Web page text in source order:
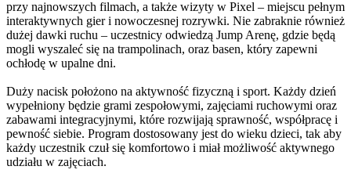
przy najnowszych filmach, a także wizyty w Pixel – miejscu pełnym
interaktywnych gier i nowoczesnej rozrywki. Nie zabraknie również
dużej dawki ruchu – uczestnicy odwiedzą Jump Arenę, gdzie będą
mogli wyszaleć się na trampolinach, oraz basen, który zapewni
ochłodę w upalne dni.
Duży nacisk położono na aktywność fizyczną i sport. Każdy dzień
wypełniony będzie grami zespołowymi, zajęciami ruchowymi oraz
zabawami integracyjnymi, które rozwijają sprawność, współpracę i
pewność siebie. Program dostosowany jest do wieku dzieci, tak aby
każdy uczestnik czuł się komfortowo i miał możliwość aktywnego
udziału w zajęciach.